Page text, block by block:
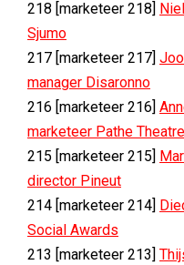
218 [marketeer 218]
Sjumo
217 [marketeer 217]
manager Disaronno
216 [marketeer 216]
marketeer Pathe
215 [marketeer 215]
director Pineut
214 [marketeer 214]
Social Awards
213 [marketeer 213]